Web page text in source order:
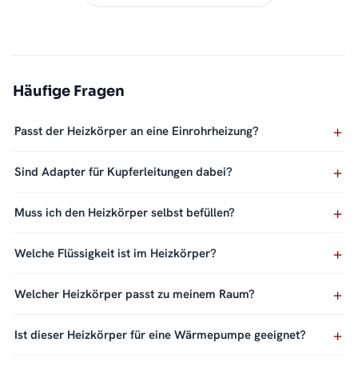
Häufige Fragen
Passt der Heizkörper an eine Einrohrheizung?
Sind Adapter für Kupferleitungen dabei?
Muss ich den Heizkörper selbst befüllen?
Welche Flüssigkeit ist im Heizkörper?
Welcher Heizkörper passt zu meinem Raum?
Ist dieser Heizkörper für eine Wärmepumpe geeignet?